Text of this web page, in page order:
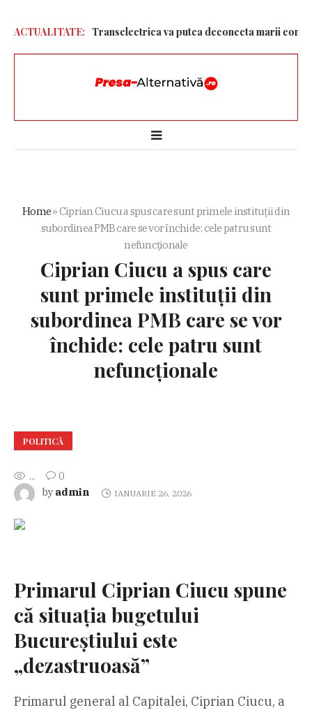
ACTUALITATE:
ploaie. Transelectrica va putea deconecta marii
Home»Ciprian Ciucu a spus care sunt primele instituții din
subordinea PMB care se vor închide: cele patru sunt
nefuncționale
Ciprian Ciucu a spus care
sunt primele instituții din
subordinea PMB care se vor
închide: cele patru sunt
nefuncționale
POLITICĂ
...
0
by admin IANUARIE 26, 2026
Primarul Ciprian Ciucu spune
că situația bugetului
Bucureștiului este
„dezastruoasă”
Primarul general al Capitalei, Ciprian Ciucu, a